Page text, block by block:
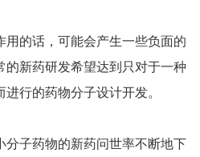
用的话，可能会产生一些负面的
的新药研发希望达到只对于一种
行的药物分子设计开发。
分子药物的新药问世率不断地下